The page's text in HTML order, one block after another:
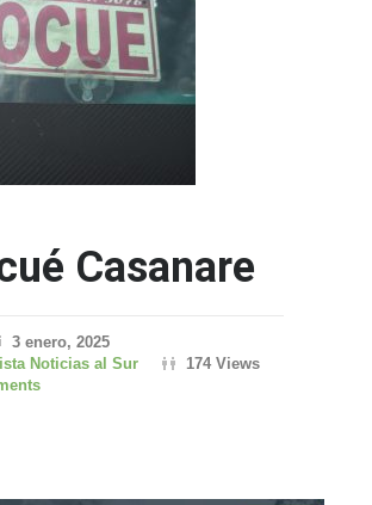
Casanare
3 enero, 2025
Noticias al Sur
174 Views